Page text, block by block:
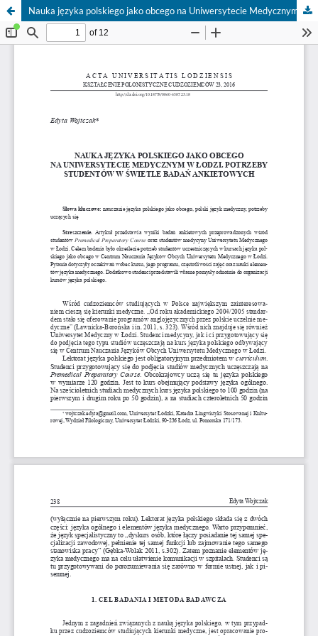
Nauka języka polskiego jako obcego na Uniwersytecie Medycznym w Łodzi. Potrzeby studentów w świetle badań ankietowych